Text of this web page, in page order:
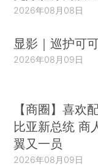
2026年08月08日
显影｜巡护可
2026年08月09日
【商圈】喜欢
比亚新总统 商
翼又一员
2026年08月09日